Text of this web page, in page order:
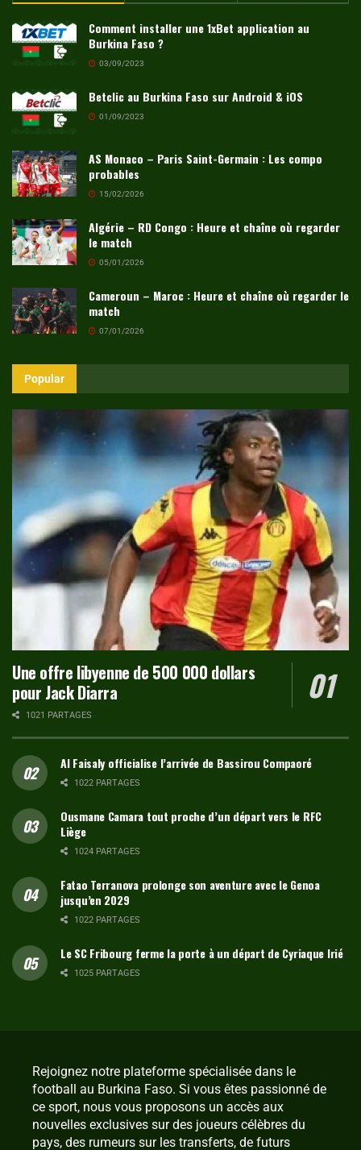
Comment installer une 1xBet application au
Burkina Faso ?
03/09/2023
Betclic au Burkina Faso sur Android & iOS
01/09/2023
AS Monaco – Paris Saint-Germain : Les compo
probables
15/02/2026
Algérie – RD Congo : Heure et chaîne où regarder
le match
05/01/2026
Cameroun – Maroc : Heure et chaîne où regarder le
match
07/01/2026
Popular
Une offre libyenne de 500 000 dollars
pour Jack Diarra
1021 PARTAGES
Al Faisaly officialise l’arrivée de Bassirou Compaoré
1022 PARTAGES
Ousmane Camara tout proche d’un départ vers le RFC
Liège
1024 PARTAGES
Fatao Terranova prolonge son aventure avec le Genoa
jusqu’en 2029
1022 PARTAGES
Le SC Fribourg ferme la porte à un départ de Cyriaque Irié
1025 PARTAGES
Rejoignez notre plateforme spécialisée dans le
football au Burkina Faso. Si vous êtes passionné de
ce sport, nous vous proposons un accès aux
nouvelles exclusives sur des joueurs célèbres du
pays, des rumeurs sur les transferts, de futurs